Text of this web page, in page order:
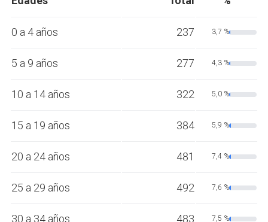
0 a 4 años 237 3,7 %
5 a 9 años 277 4,3 %
10 a 14 años 322 5,0 %
15 a 19 años 384 5,9 %
20 a 24 años 481 7,4 %
25 a 29 años 492 7,6 %
30 a 34 años 483 7,5 %